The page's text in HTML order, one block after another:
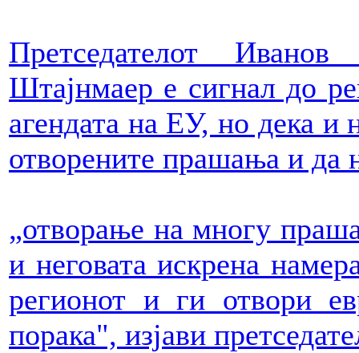
Претседателот
Штајнмаер е сигнал до
агендата на ЕУ, но дека и
отворените прашања и да
„отворање на многу
и неговата искрена
регионот и ги отвори
порака", изјави